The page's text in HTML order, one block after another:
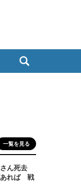
一覧を見る
さん死去
あれば 戦